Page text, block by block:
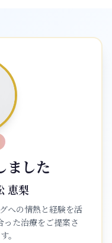
ました
恵梨
への情熱と経験を活
った治療をご提案さ
。